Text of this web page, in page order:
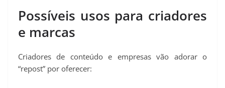
Possíveis usos para criadores
e marcas
Criadores de conteúdo e empresas vão adorar o
“repost” por oferecer: